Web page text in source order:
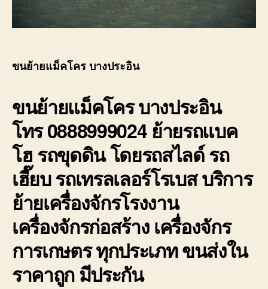
ขนย้ายแม็คโคร บางประอิน
ขนย้ายแม็คโครบางประอิน
โทร 0888999024 ย้ายรถแบค
โฮ รถขุดดิน โดยรถสไลด์ รถ
เฮี๊ยบ รถเทรลเลอร์โรเบส บริการ
ย้ายเครื่องจักรโรงงาน
เครื่องจักรก่อสร้าง เครื่องจักร
การเกษตร ทุกประเภท ขนส่งใน
ราคาถูก มีประกัน